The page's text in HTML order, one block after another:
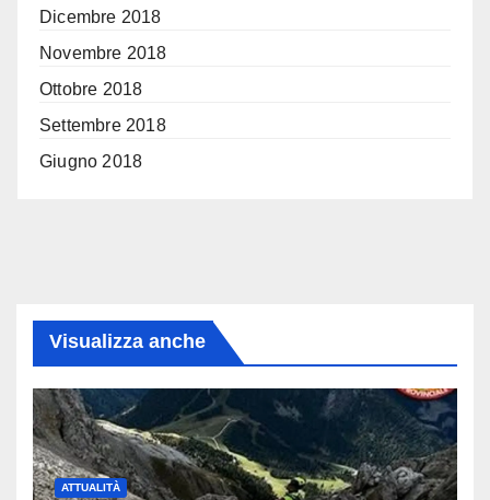
Dicembre 2018
Novembre 2018
Ottobre 2018
Settembre 2018
Giugno 2018
Visualizza anche
ATTUALITÀ